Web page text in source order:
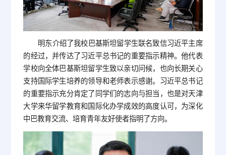
明东介绍了我校巴基斯坦留学生联名致信习近平主席
的经过，并传达了习近平总书记的重要指示精神。他代表
学校向全体巴基斯坦留学生致以亲切问候，也向长期关心
支持国际学生培养的领导和老师表示感谢。习近平总书记
的重要指示充分肯定了同学们的志向与担当，也是对天津
大学来华留学教育和国际化办学成效的高度认可，为深化
中巴教育交流、培育青年友好使者指明了方向。